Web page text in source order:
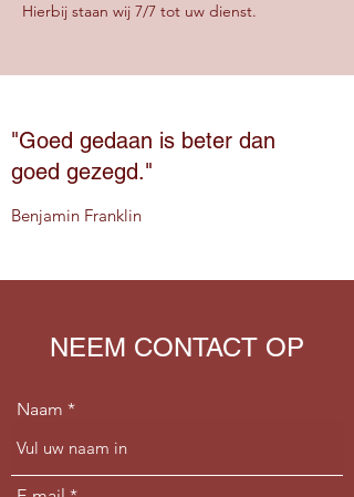
Hierbij staan wij 7/7 tot uw dienst.
"Goed gedaan is beter dan
goed gezegd."
Benjamin Franklin
NEEM CONTACT OP
Naam